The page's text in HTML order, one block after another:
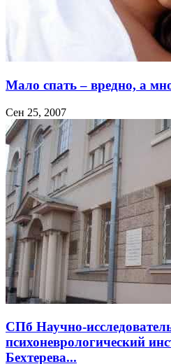
Мало спать – вредно, а
Сен 25, 2007
СПб Научно-
психоневрологический
Бехтерева...